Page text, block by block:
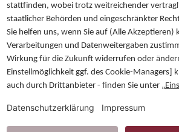
Bei Immobilieninvestitionen
Steuern. Sie berücksichtigt
zum Risiko betrachtet werden. Je
auch ein geschlossener
Der Fachbegriff für diese Rendite-
3,5 Prozent und 5,0 Prozent.